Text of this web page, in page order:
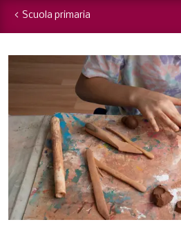
Scuola primaria